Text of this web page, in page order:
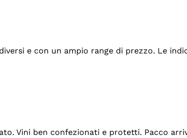
e con un ampio range di prezzo. Le
Vini ben confezionati e protetti. Pacco